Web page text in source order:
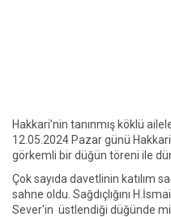
Hakkari’nin tanınmış köklü
12.05.2024 Pazar günü
görkemli bir düğün töreni ile
Çok sayıda davetlinin katılım
sahne oldu. Sağdıçlığını
Sever'in üstlendiği düğünde